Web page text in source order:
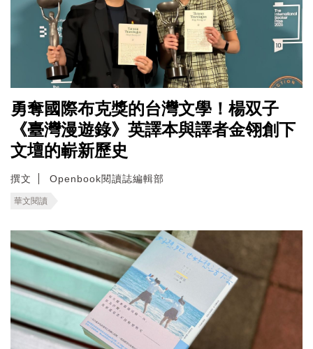
勇奪國際布克獎的台灣文學！楊双子
《臺灣漫遊錄》英譯本與譯者金翎創下
文壇的嶄新歷史
撰文 Openbook閱讀誌編輯部
華文閱讀